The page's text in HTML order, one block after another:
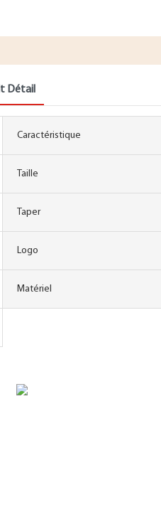
Détail
Caractéristique
Taille
Taper
Logo
Matériel